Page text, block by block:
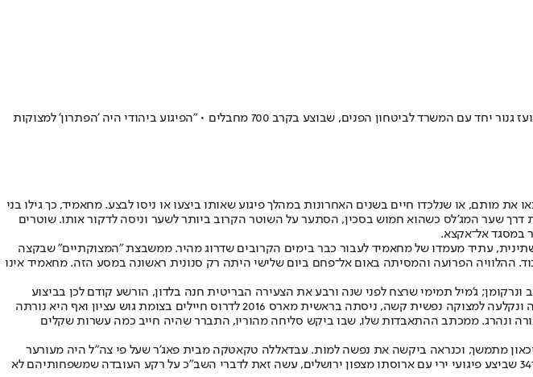
67% מהמפגעים בגלי הטרור האחרונים היו "בעלי רקע נפשי" - כך עולה ממחקר חדש של פרופ' אריאל מררי ופרופ' בועז גנור יחד עם המשרד לביטחון הפנים, שבוצע בקרב 700 מחבלים • "הפיגוע ביהודי היה 'הפתרון' למצוקות
או שנלכדו חיים בשנים האחרונות במהלך פיגוע שאותו ביצעו או ניסו לבצע. מחאמיד, כך גילו בני
שער המג'לס כשהוא חמוש בסכין, הסתער על השוטר הקרוב ביותר לשער וניסה לדקור אותו. שוטרים
במסגד אל־אקצא.
עתיד מעמדו של מחאמיד לעבור כבר בימים הקרובים שדרוג מהיר. ממשבצת "המצוקתיים" שבקצה
ההלוויה הפרועה והמסיתה באום אל־פחם ביום שלישי היתה רק סנונית ראשונה במסע הזה. מחאמיד אינו
היה גנב ונרקומן; ג'מיל תמימי שרצח לפני שנה ורבע את הצעירה הבריטית חנה בלדון, הורשע קודם לכן בביצוע
מעשים מגונים בבתו וניסה להתאבד בעזרת סכין גילוח; אמאני סבאתין, אם לארבעה מהכפר חוסאן שרבה עם בעלה ונקלעה למצוקה נפשית קשה, ניסתה בראשית מארס 2016 לדרוס חיילים בצומת גוש עציון ואף היא נורתה
ונהרג. ממכתב ההתאבדות שלו, שבו ביקש סליחה מהוריו, התברר שהיה חייב כמה עשרות שקלים
מתמשך, וכנראה ביקשה את נפשה למות. עבדאללה טקאטקה מבית פאג'ר שעל פי צה"ל היה מעורער
בנפשו, ניסה להתאבד באמצעות הסתערות עם סכין לעבר חיילים, ואכן נורה למוות. עמאר אחמד לוטפי ח'ליל בן ה־34 שביצע פיגועי ירי עם ארוסתו מצפון ירושלים, עשה זאת לדברי השב"כ על רקע העובדה שמשפחותיהם לא